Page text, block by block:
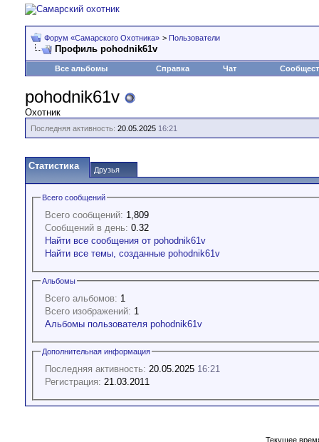
Форум «Самарского Охотника» > Пользователи
Профиль pohodnik61v
Все альбомы Справка Чат
pohodnik61v
Охотник
Последняя активность: 20.05.2025 16:21
Статистика Друзья
Всего сообщений
Всего сообщений: 1,809
Сообщений в день: 0.32
Найти все сообщения от pohodnik61v
Найти все темы, созданные pohodnik61v
Альбомы
Всего альбомов: 1
Всего изображений: 1
Альбомы пользователя pohodnik61v
Дополнительная информация
Последняя активность: 20.05.2025 16:21
Регистрация: 21.03.2011
Текущее